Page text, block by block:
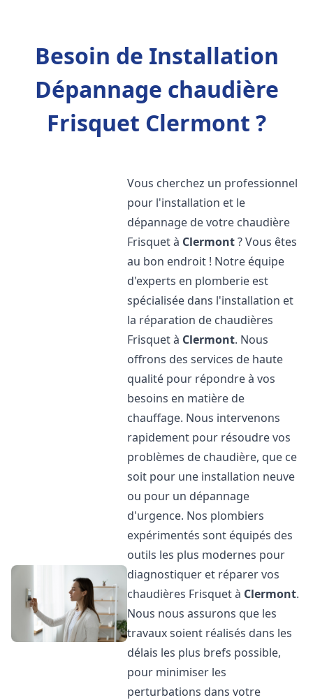
Besoin de Installation
Dépannage chaudière
Frisquet Clermont ?
Vous cherchez un professionnel
pour l'installation et le
dépannage de votre chaudière
Frisquet à Clermont? Vous êtes
au bon endroit ! Notre équipe
d'experts en plomberie est
spécialisée dans l'installation et
la réparation de chaudières
Frisquet à Clermont. Nous
offrons des services de haute
qualité pour répondre à vos
besoins en matière de
chauffage. Nous intervenons
rapidement pour résoudre vos
problèmes de chaudière, que ce
soit pour une installation neuve
ou pour un dépannage
d'urgence. Nos plombiers
expérimentés sont équipés des
outils les plus modernes pour
diagnostiquer et réparer vos
chaudières Frisquet à Clermont.
Nous nous assurons que les
travaux soient réalisés dans les
délais les plus brefs possible,
pour minimiser les
perturbations dans votre